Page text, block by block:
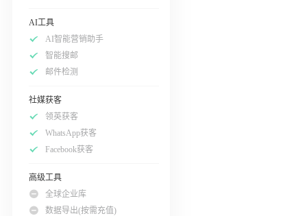
AI工具
AI智能营销助手
智能搜邮
邮件检测
社媒获客
领英获客
WhatsApp获客
Facebook获客
高级工具
全球企业库
数据导出(按需充值)